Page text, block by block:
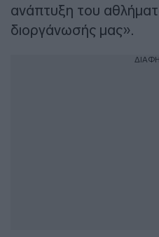
ανάπτυξη του
διοργάνωσής μας».